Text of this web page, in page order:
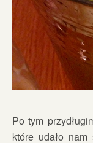
Po tym
które udało